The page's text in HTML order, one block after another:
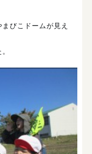
びこドームが見え